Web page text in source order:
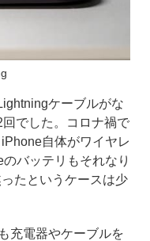
ケーブルがな
でした。コロナ禍で
自体がワイヤレ
バッテリもそれなり
たというケースは少
充電器やケーブルを